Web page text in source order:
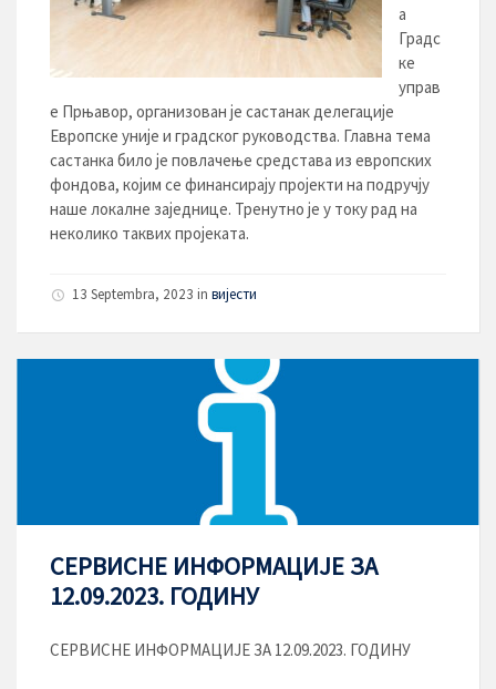
а
Градс
ке
управ
е Прњавор, организован је састанак делегације
Европске уније и градског руководства. Главна тема
састанка било је повлачење средстава из европских
фондова, којим се финансирају пројекти на подручју
наше локалне заједнице. Тренутно је у току рад на
неколико таквих пројеката.
13 Septembra, 2023 in вијести
СЕРВИСНЕ ИНФОРМАЦИЈЕ ЗА
12.09.2023. ГОДИНУ
СЕРВИСНЕ ИНФОРМАЦИЈЕ ЗА 12.09.2023. ГОДИНУ